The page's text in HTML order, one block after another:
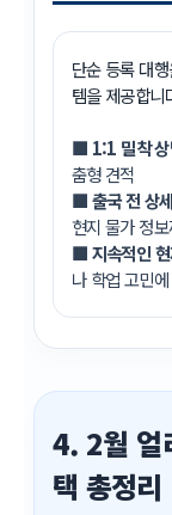
단순 등록 대
템을 제공합니
■ 1:1 밀착
춤형 견적
■출국 전 상
현지 물가 정
■지속적인
나 학업 고민
4. 2월 얼
택 총정리